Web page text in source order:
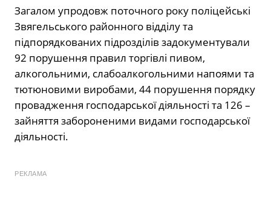
Загалом упродовж поточного року поліцейські
Звягельського районного відділу та
підпорядкованих підрозділів задокументували
92 порушення правил торгівлі пивом,
алкогольними, слабоалкогольними напоями та
тютюновими виробами, 44 порушення порядку
провадження господарської діяльності та 126 –
зайняття забороненими видами господарської
діяльності.
РЕКЛАМА